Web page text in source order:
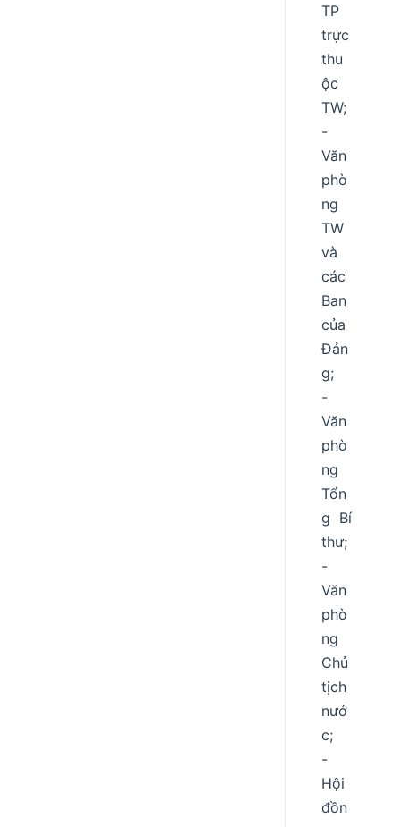
TP
trực
thu
ộc
TW;
-
Văn
phò
ng
TW
và
các
Ban
của
Đản
g;
-
Văn
phò
ng
Tổn
g Bí
thư;
-
Văn
phò
ng
Chủ
tịch
nướ
c;
-
Hội
đồn